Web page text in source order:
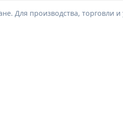
Для производства, торговли